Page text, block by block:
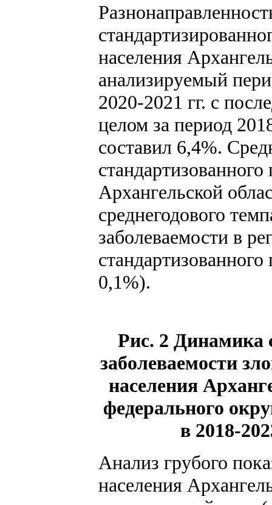
населения
анализируемый
2020-2021 гг. с
целом за период
составил 6,4%.
Архангельской
среднегодового
заболеваемости в
0,1%).
Рис. 2 Динамика
заболеваемости
населения
федерального
в 2018-
Анализ грубого
населения